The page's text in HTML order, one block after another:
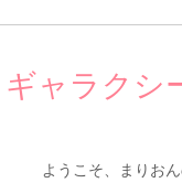
ャラク
ようこそ、まりお